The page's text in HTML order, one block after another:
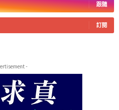
跟隨
訂閱
-